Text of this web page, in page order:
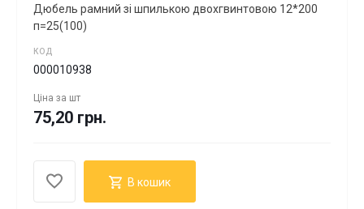
Дюбель рамний зі шпилькою двохгвинтовою 12*200
п=25(100)
КОД
000010938
Ціна за шт
75,20 грн.
В кошик